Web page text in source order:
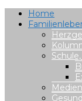
Home